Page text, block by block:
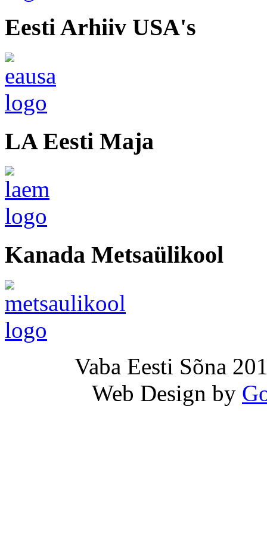
Eesti Arhiiv USA's
LA Eesti Maja
Kanada Metsaülikool
Vaba Eesti Sõna
Web Design by